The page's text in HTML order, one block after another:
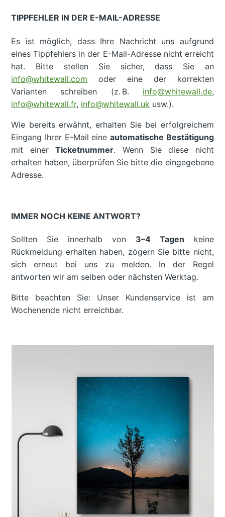
TIPPFEHLER IN DER E-MAIL-ADRESSE
Es ist möglich, dass Ihre Nachricht uns aufgrund
eines Tippfehlers in der E-Mail-Adresse nicht erreicht
hat. Bitte stellen Sie sicher, dass Sie an
info@whitewall.com oder eine der korrekten
Varianten schreiben (z. B. info@whitewall.de,
info@whitewall.fr, info@whitewall.uk usw.).
Wie bereits erwähnt, erhalten Sie bei erfolgreichem
Eingang Ihrer E-Mail eine automatische Bestätigung
mit einerTicketnummer. Wenn Sie diese nicht
erhalten haben, überprüfen Sie bitte die eingegebene
Adresse.
IMMER NOCH KEINE ANTWORT?
Sollten Sie innerhalb von 3–4 Tagen keine
Rückmeldung erhalten haben, zögern Sie bitte nicht,
sich erneut bei uns zu melden. In der Regel
antworten wir am selben oder nächsten Werktag.
Bitte beachten Sie: Unser Kundenservice ist am
Wochenende nicht erreichbar.